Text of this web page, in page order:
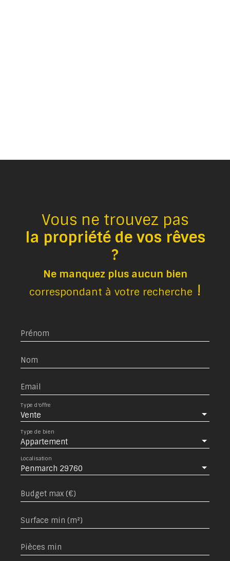
Vous ne trouvez pas
la propriété de vos rêves
?
Ne manquez plus aucun bien
correspondant à votre recherche !
Prénom
Nom
Email
Vente
Type d'offre
Appartement
Type de bien
Penmarch 29760
Localisation
Budget max (€)
Surface min (m²)
Pièces min